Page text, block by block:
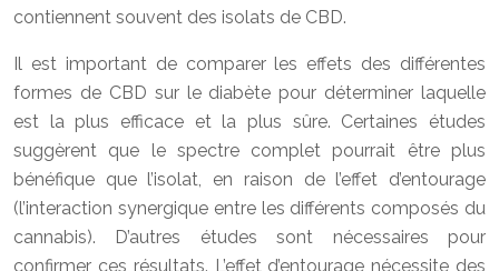
contiennent souvent des isolats de CBD.
Il est important de comparer les effets des différentes
formes de CBD sur le diabète pour déterminer laquelle
est la plus efficace et la plus sûre. Certaines études
suggèrent que le spectre complet pourrait être plus
bénéfique que l’isolat, en raison de l’effet d’entourage
(l’interaction synergique entre les différents composés du
cannabis). D’autres études sont nécessaires pour
confirmer ces résultats. L’effet d’entourage nécessite des